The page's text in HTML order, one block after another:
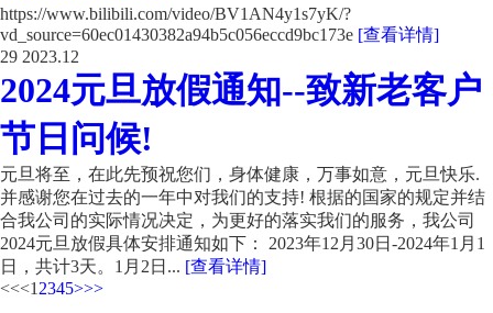
https://www.bilibili.com/video/BV1AN4y1s7yK/?
vd_source=60ec01430382a94b5c056eccd9bc173e [查看详情]
29 2023.12
2024元旦放假通知--致新老客户
节日问候!
元旦将至，在此先预祝您们，身体健康，万事如意，元旦快乐.
并感谢您在过去的一年中对我们的支持! 根据的国家的规定并结
合我公司的实际情况决定，为更好的落实我们的服务，我公司
2024元旦放假具体安排通知如下： 2023年12月30日-2024年1月1
日，共计3天。1月2日... [查看详情]
<<<1 2345>>>